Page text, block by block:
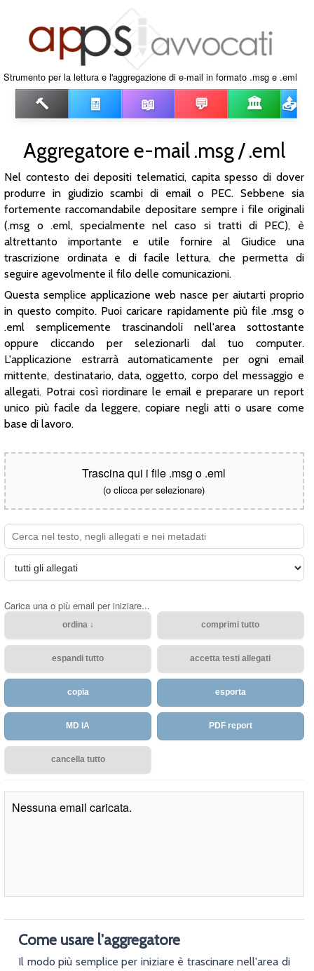
Strumento per la lettura e l'aggregazione di e-mail in formato .msg e .eml
🔨 🧾 📖 💬 🏛️ 📤
Aggregatore e-mail .msg / .eml
Nel contesto dei depositi telematici, capita spesso di dover
produrre in giudizio scambi di email o PEC. Sebbene sia
fortemente raccomandabile depositare sempre i file originali
(.msg o .eml, specialmente nel caso si tratti di PEC), è
altrettanto importante e utile fornire al Giudice una
trascrizione ordinata e di facile lettura, che permetta di
seguire agevolmente il filo delle comunicazioni.
Questa semplice applicazione web nasce per aiutarti proprio
in questo compito. Puoi caricare rapidamente più file .msg o
.eml semplicemente trascinandoli nell'area sottostante
oppure cliccando per selezionarli dal tuo computer.
L'applicazione estrarrà automaticamente per ogni email
mittente, destinatario, data, oggetto, corpo del messaggio e
allegati. Potrai così riordinare le email e preparare un report
unico più facile da leggere, copiare negli atti o usare come
base di lavoro.
Trascina qui i file .msg o .eml
(o clicca per selezionare)
Carica una o più email per iniziare...
ordina ↓ comprimi tutto
espandi tutto accetta testi allegati
copia esporta
MD IA PDF report
cancella tutto
Nessuna email caricata.
Come usare l'aggregatore
Il modo più semplice per iniziare è trascinare nell'area di